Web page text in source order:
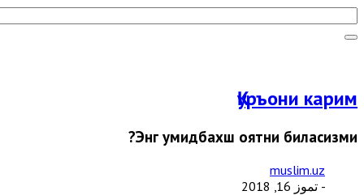
Қуръони карим
Энг умидбахш оятни биласизми?
muslim.uz
- تموز 16, 2018